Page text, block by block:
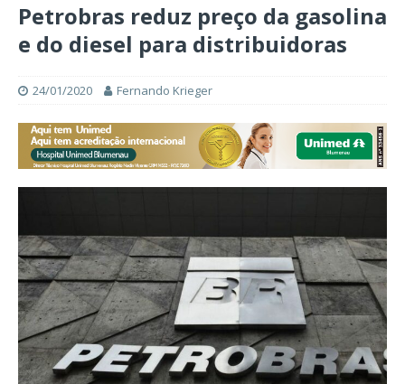
Petrobras reduz preço da gasolina
e do diesel para distribuidoras
24/01/2020 Fernando Krieger